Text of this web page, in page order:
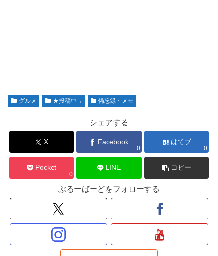
グルメ ★投稿中→ 備忘録・メモ
シェアする
X Facebook
0
はてブ
0
Pocket
0
LINE コピー
ぶるーばーどをフォローする